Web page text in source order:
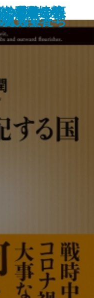
れない―裏
ならない
るのか―
―
最後の告
―「食」が
実像―
―国際情勢
テリ入門
人
基準から
のため？―
人類史
こもりたち
町人学者―